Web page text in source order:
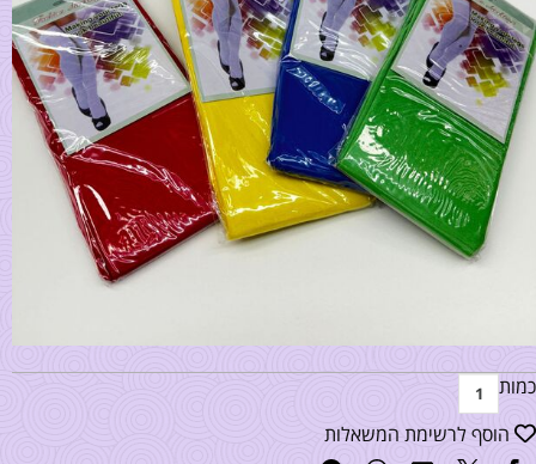
כמות
הוסף לרשימת המשאלות